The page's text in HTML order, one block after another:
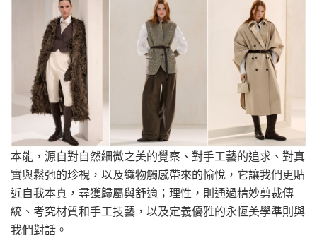
本能，源自對自然細微之美的覺察、對手工藝的追求、對真
實與鬆弛的珍視，以及織物觸感帶來的愉悅，它讓我們更貼
近自我本真，尋獲歸屬與舒適；理性，則通過精妙剪裁傳
統、考究材質和手工技藝，以及定義優雅的永恆美學準則與
我們對話。